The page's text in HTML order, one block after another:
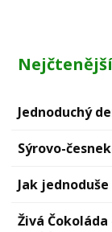
Jednoduchý
Sýrovо-
Jak
Živá